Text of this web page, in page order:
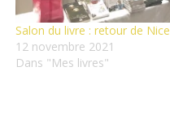
Salon du livre : retour de Nice
12 novembre 2021
Dans "Mes livres"